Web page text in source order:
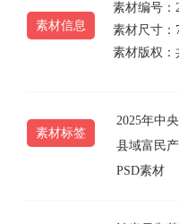
素材信息
素材编号：
素材尺寸：
素材版权：
素材标签
2025年中
县域富民
PSD素材